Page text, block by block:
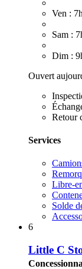
Ven :
Sam :
Dim :
Ouvert
Retour
Services
Libre-
Solde
6
Little C